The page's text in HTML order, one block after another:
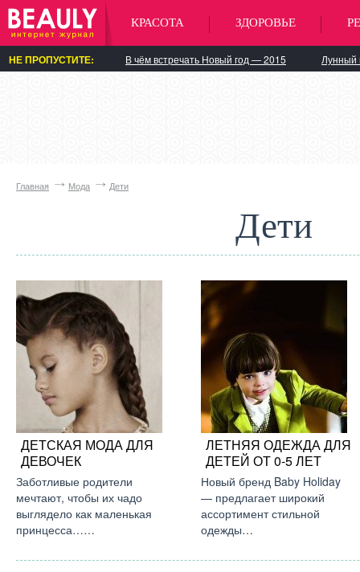
КРАСОТА ЗДОРОВЬЕ
НЕ ПРОПУСТИТЕ: В чём встречать Новый год — 2015 Лунный
Главная Мода Дети
Дети
ДЕТСКАЯ МОДА ДЛЯ
ДЕВОЧЕК
Заботливые родители
мечтают, чтобы их чадо
выглядело как маленькая
принцесса……
ЛЕТНЯЯ ОДЕЖДА ДЛЯ
ДЕТЕЙ ОТ 0-5 ЛЕТ
Новый бренд Baby Holiday
— предлагает широкий
ассортимент стильной
одежды…